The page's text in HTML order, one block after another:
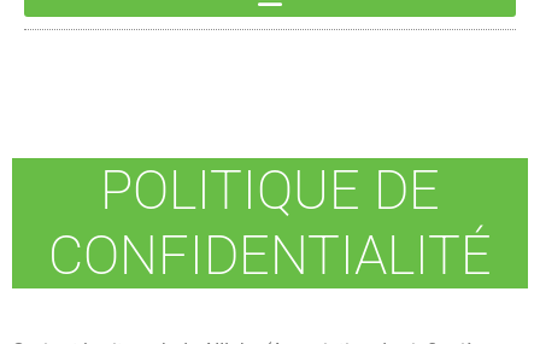
POLITIQUE DE
CONFIDENTIALITÉ